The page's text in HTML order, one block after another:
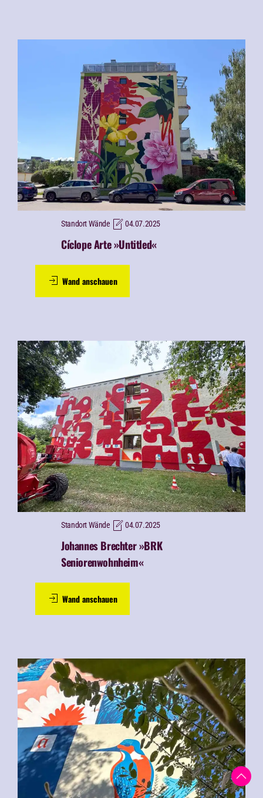
Standort Wände 04.07.2025
Cíclope Arte »Untitled«
Wand anschauen
Standort Wände 04.07.2025
Johannes Brechter »BRK
Seniorenwohnheim«
Wand anschauen